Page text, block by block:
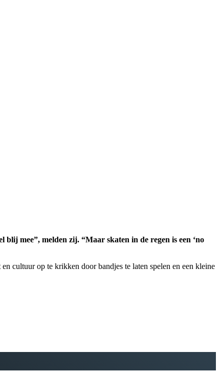
mee”, melden zij. “Maar skaten in de regen is een ‘no
cultuur op te krikken door bandjes te laten spelen en een kleine